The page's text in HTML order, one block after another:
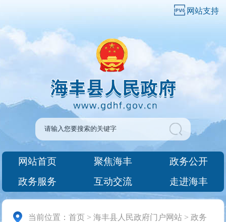
网站支持
网站首页 聚焦海丰
政务公开
政务服务
互动交流 走进海丰
当前位置：首页 >海丰县人民政府门户网站 >政务